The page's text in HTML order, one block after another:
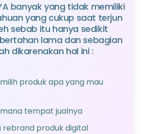
banyak yang tidak memiliki
yang cukup saat terjun
sebab itu hanya sedikit
lama dan sebagian
dikarenakan hal ini :
produk apa yang mau
tempat jualnya
rebrand produk digital